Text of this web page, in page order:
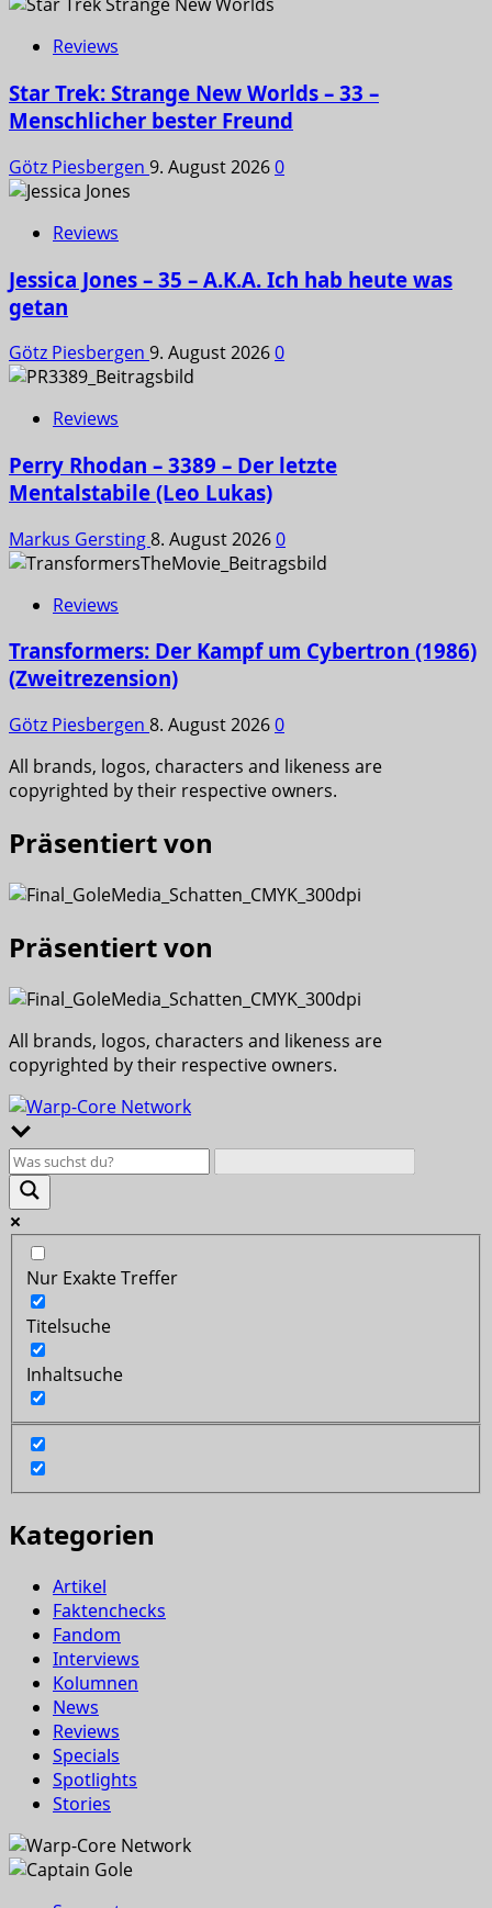
Reviews
Star Trek: Strange New Worlds – 33 –
Menschlicher bester Freund
Götz Piesbergen 9. August 20260
Reviews
Jessica Jones – 35 – A.K.A. Ich hab heute was
getan
Götz Piesbergen 9. August 20260
Reviews
Perry Rhodan – 3389 – Der letzte
Mentalstabile (Leo Lukas)
Markus Gersting8. August 20260
Reviews
Transformers: Der Kampf um Cybertron (1986)
(Zweitrezension)
Götz Piesbergen 8. August 20260
All brands, logos, characters and likeness are
copyrighted by their respective owners.
Präsentiert von
Präsentiert von
All brands, logos, characters and likeness are
copyrighted by their respective owners.
Nur Exakte Treffer
Titelsuche
Inhaltsuche
Kategorien
Artikel
Faktenchecks
Fandom
Interviews
Kolumnen
News
Reviews
Specials
Spotlights
Stories